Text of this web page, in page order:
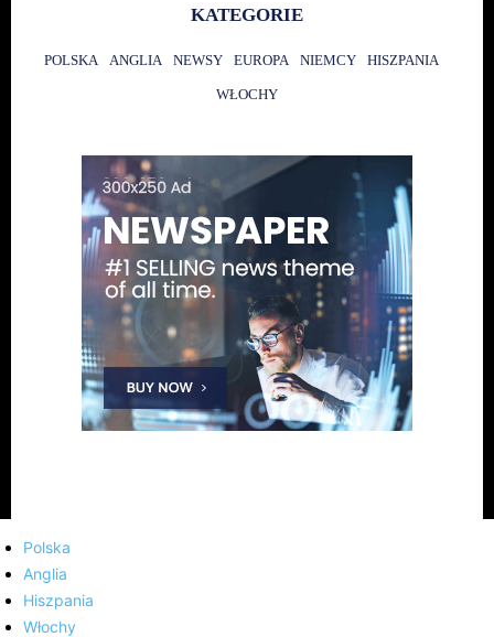
KATEGORIE
POLSKA ANGLIA NEWSY EUROPA NIEMCY HISZPANIA
WŁOCHY
Polska
Anglia
Hiszpania
Włochy